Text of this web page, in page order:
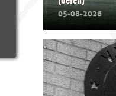
05-08-2026